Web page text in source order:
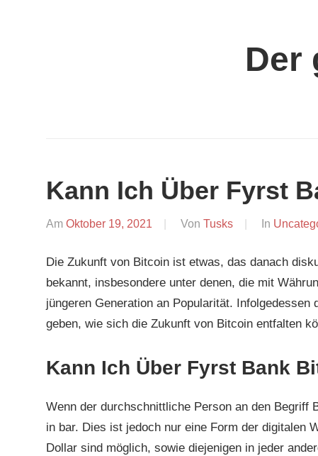
Der
Kann Ich Über Fyrst
Am Oktober 19, 2021 Von Tusks In
Die Zukunft von Bitcoin ist etwas, das danach
bekannt, insbesondere unter denen, die mit
jüngeren Generation an Popularität.
geben, wie sich die Zukunft von Bitcoin entfalten
Kann Ich Über Fyrst Bank
Wenn der durchschnittliche Person an den Begriff
in bar. Dies ist jedoch nur eine Form der digitalen
Dollar sind möglich, sowie diejenigen in jeder